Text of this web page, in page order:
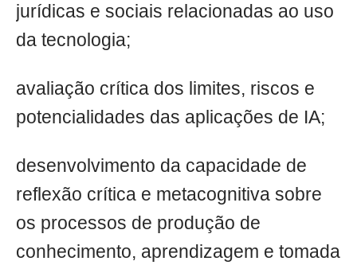
jurídicas e sociais relacionadas ao uso
da tecnologia;
avaliação crítica dos limites, riscos e
potencialidades das aplicações de IA;
desenvolvimento da capacidade de
reflexão crítica e metacognitiva sobre
os processos de produção de
conhecimento, aprendizagem e tomada